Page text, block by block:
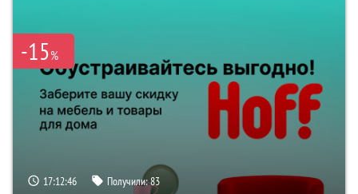
-15%
17:12:45 Получили:83